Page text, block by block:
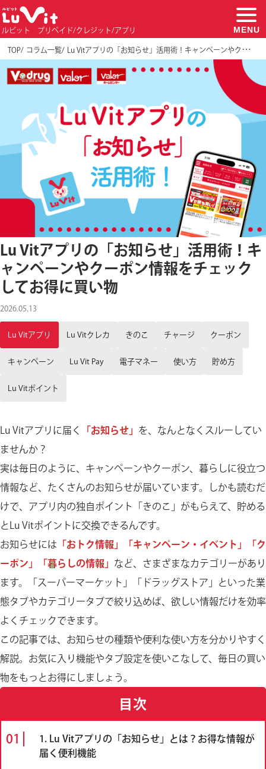
ルビット プリペイド/クレジット/アプリ MENU
TOP コラム一覧 Lu Vitアプリの「お知らせ」活用術！キャンペーンやクーポン情報をチェックしてお得に買い物
Lu Vitアプリの「お知らせ」活用術！キ
ャンペーンやクーポン情報をチェック
してお得に買い物
2026.05.13
Lu Vitアプリ Lu Vitクレカ きのこ チャージ クーポン
キャンペーン Lu Vit Pay 電子マネー 使い方 貯め方
Lu Vitポイント
Lu Vitアプリに届く 「お知らせ」 を、なんとなくスルーしてい
ませんか？
実は毎日のように、キャンペーンやクーポン、暮らしに役立つ
情報など、たくさんのお知らせが届いています。しかも読むだ
けで、アプリ内の独自ポイント「きのこ」がもらえて、貯める
とLu Vitポイントに交換できるんです。
お知らせには 「おトク情報」「キャンペーン・イベント」「ク
ーポン」「暮らしの情報」 など、さまざまなカテゴリーがあり
ます。「スーパーマーケット」「ドラッグストア」といった業
態タブやカテゴリータブで絞り込めば、欲しい情報だけを効率
よくチェックできます。
この記事では、お知らせの種類や便利な使い方を分かりやすく
解説。お気に入り機能やタブ設定を使いこなして、毎日の買い
物をもっとお得にしましょう。
目次
1. Lu Vitアプリの「お知らせ」とは？お得な情報が
届く便利機能